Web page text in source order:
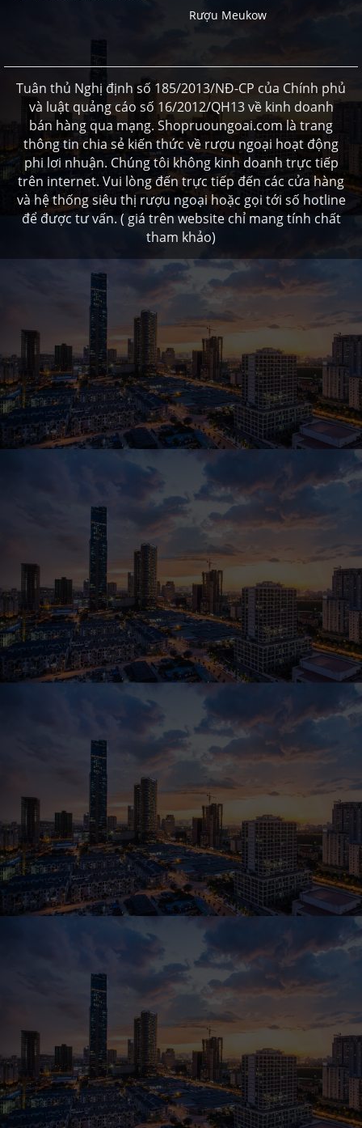
Rượu Meukow
Tuân thủ Nghị định số 185/2013/NĐ-CP của Chính phủ
và luật quảng cáo số 16/2012/QH13 về kinh doanh
bán hàng qua mạng. Shopruoungoai.com là trang
thông tin chia sẻ kiến thức về rượu ngoại hoạt động
phi lơi nhuận. Chúng tôi không kinh doanh trực tiếp
trên internet. Vui lòng đến trực tiếp đến các cửa hàng
và hệ thống siêu thị rượu ngoại hoặc gọi tới số hotline
để được tư vấn. ( giá trên website chỉ mang tính chất
tham khảo)